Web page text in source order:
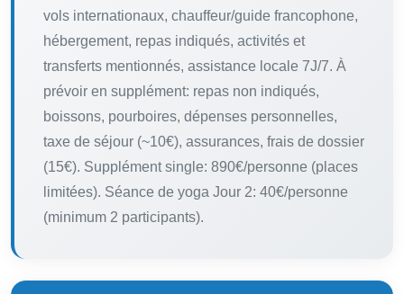
vols internationaux, chauffeur/guide francophone,
hébergement, repas indiqués, activités et
transferts mentionnés, assistance locale 7J/7. À
prévoir en supplément: repas non indiqués,
boissons, pourboires, dépenses personnelles,
taxe de séjour (~10€), assurances, frais de dossier
(15€). Supplément single: 890€/personne (places
limitées). Séance de yoga Jour 2: 40€/personne
(minimum 2 participants).